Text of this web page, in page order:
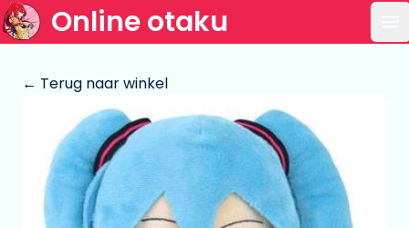
Online otaku
← Terug naar winkel